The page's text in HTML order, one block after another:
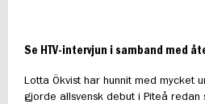
Se HTV-intervjun i samband med
Lotta Ökvist har hunnit med mycket
gjorde allsvensk debut i Piteå redan